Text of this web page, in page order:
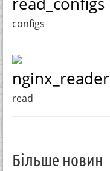
configs
nginx_reader
read
Більше новин